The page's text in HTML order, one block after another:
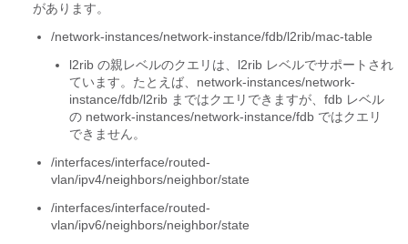
があります。
/network-instances/network-instance/fdb/l2rib/mac-table
l2rib の親レベルのクエリは、l2rib レベルでサポートされ
ています。たとえば、network-instances/network-
instance/fdb/l2rib まではクエリできますが、fdb レベル
の network-instances/network-instance/fdb ではクエリ
できません。
/interfaces/interface/routed-
vlan/ipv4/neighbors/neighbor/state
/interfaces/interface/routed-
vlan/ipv6/neighbors/neighbor/state